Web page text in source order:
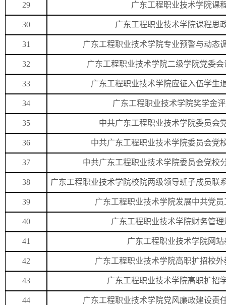
29 广东工程职业技术学院课
30 广东工程职业技术学院课程思
31 广东工程职业技术学院专业预警与动态
32 广东工程职业技术学院二级学院党委
33 广东工程职业技术学院应征入伍学生
34 广东工程职业技术学院奖学金
35 中共广东工程职业技术学院委员会
36 中共广东工程职业技术学院委员会党
37 中共广东工程职业技术学院委员会党校
38 广东工程职业技术学院校院两级领导班子成员联
39 广东工程职业技术学院发展中共党
40 广东工程职业技术学院财务管
41 广东工程职业技术学院网
42 广东工程职业技术学院高职扩招校
43 广东工程职业技术学院高职扩招
44 广东工程职业技术学院党风廉政建设责